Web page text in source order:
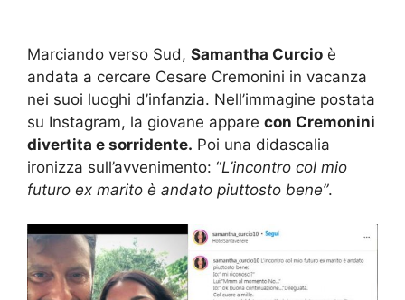
Marciando verso Sud, Samantha Curcio è
andata a cercare Cesare Cremonini in vacanza
nei suoi luoghi d’infanzia. Nell’immagine postata
su Instagram, la giovane appare con Cremonini
divertita e sorridente. Poi una didascalia
ironizza sull’avvenimento: “L’incontro col mio
futuro ex marito è andato piuttosto bene”.